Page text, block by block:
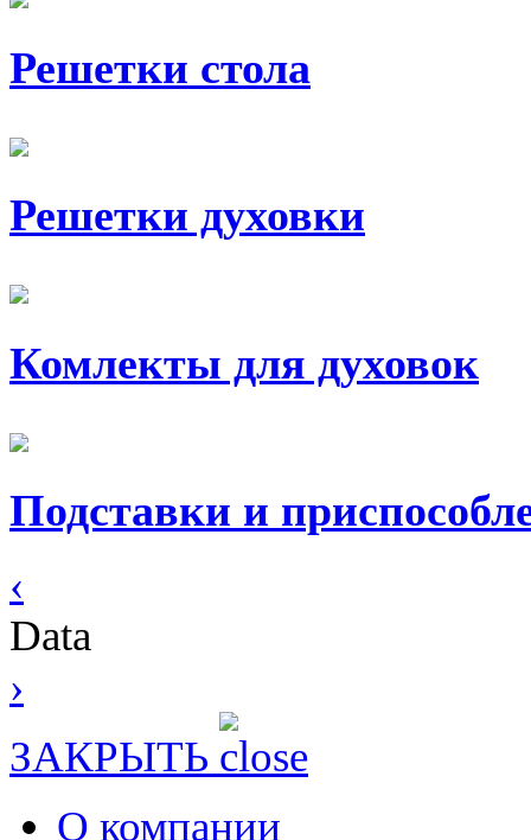
Решетки стола
Решетки духовки
Комлекты для духовок
Подставки и
‹
Data
›
ЗАКРЫТЬ
О компании